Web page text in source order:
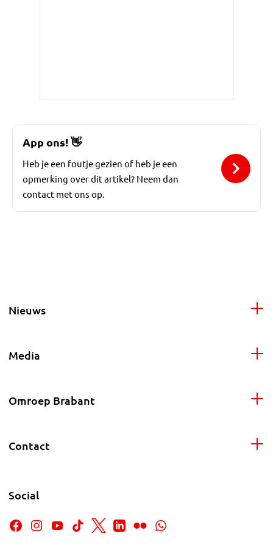
App ons!👋
Heb je een foutje gezien of heb je een
opmerking over dit artikel? Neem dan
contact met ons op.
Nieuws
Media
Omroep Brabant
Contact
Social